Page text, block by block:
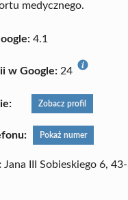
medycznego.
4.1
w Google: 24
Zobacz profil
Pokaż numer
Jana III Sobieskiego 6,